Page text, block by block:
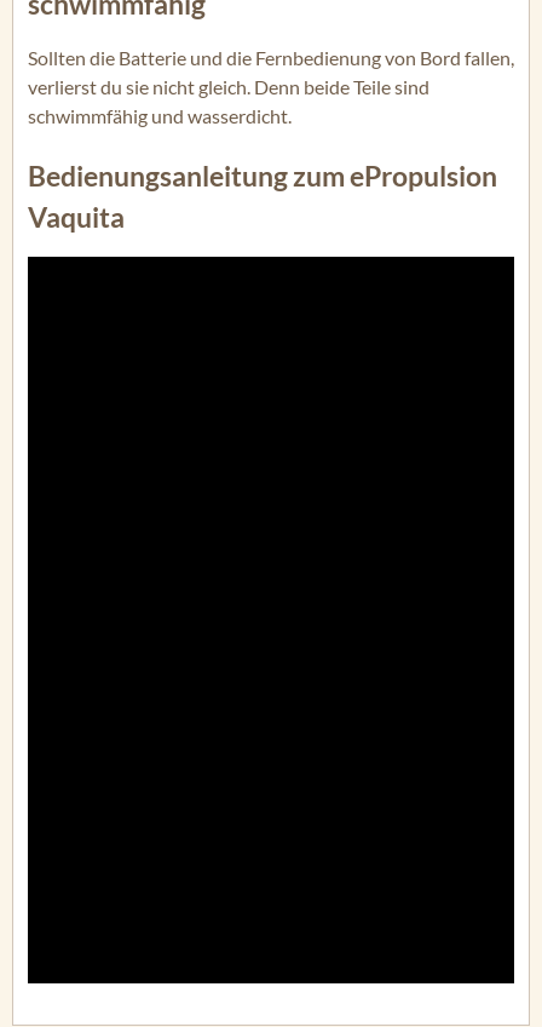
Sollten die Batterie und die Fernbedienung von Bord fallen,
verlierst du sie nicht gleich. Denn beide Teile sind
schwimmfähig und wasserdicht.
Bedienungsanleitung zum ePropulsion
Vaquita